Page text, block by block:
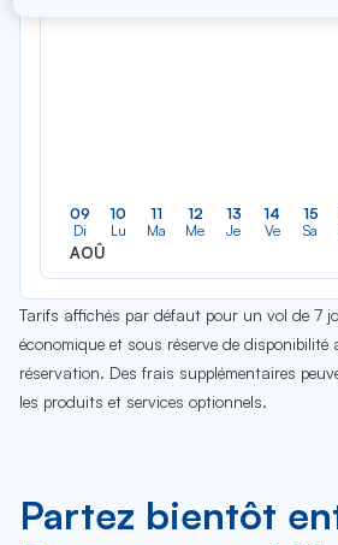
09
Di
AOÛ
10
Lu
11
Ma
12
Me
13
Je
14
Ve
15
Sa
Tarifs affichés par défaut pour un vol de 7
économique et sous réserve de disponibilité
réservation. Des frais supplémentaires
les produits et services optionnels.
Partez bientôt